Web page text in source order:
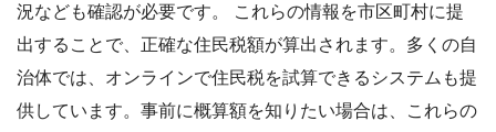
況なども確認が必要です。 これらの情報を市区町村に提
出することで、正確な住民税額が算出されます。多くの自
治体では、オンラインで住民税を試算できるシステムも提
供しています。事前に概算額を知りたい場合は、これらの